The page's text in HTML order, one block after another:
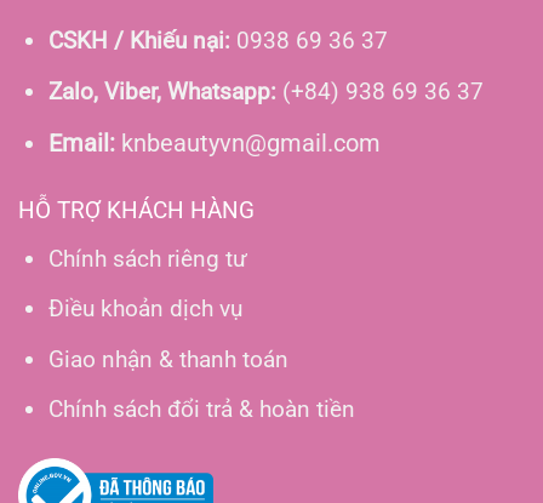
CSKH / Khiếu nại: 0938 69 36 37
Zalo, Viber, Whatsapp: (+84) 938 69 36 37
Email:knbeautyvn@gmail.com
HỖ TRỢ KHÁCH HÀNG
Chính sách riêng tư
Điều khoản dịch vụ
Giao nhận & thanh toán
Chính sách đổi trả & hoàn tiền